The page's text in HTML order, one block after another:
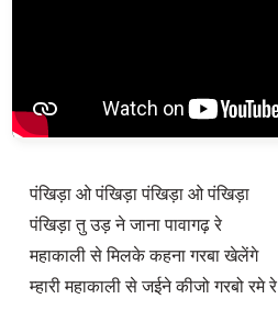
पंखिड़ा ओ पंखिड़ा पंखिड़ा ओ पंखिड़ा
पंखिड़ा तु उड़ ने जाना पावागढ़ रे
महाकाली से मिलके कहना गरबा खेलेंगे
म्हारी महाकाली से जईने कीजो गरबो रमे रे